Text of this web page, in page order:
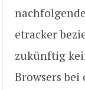
etracker
zukünftig
Browsers